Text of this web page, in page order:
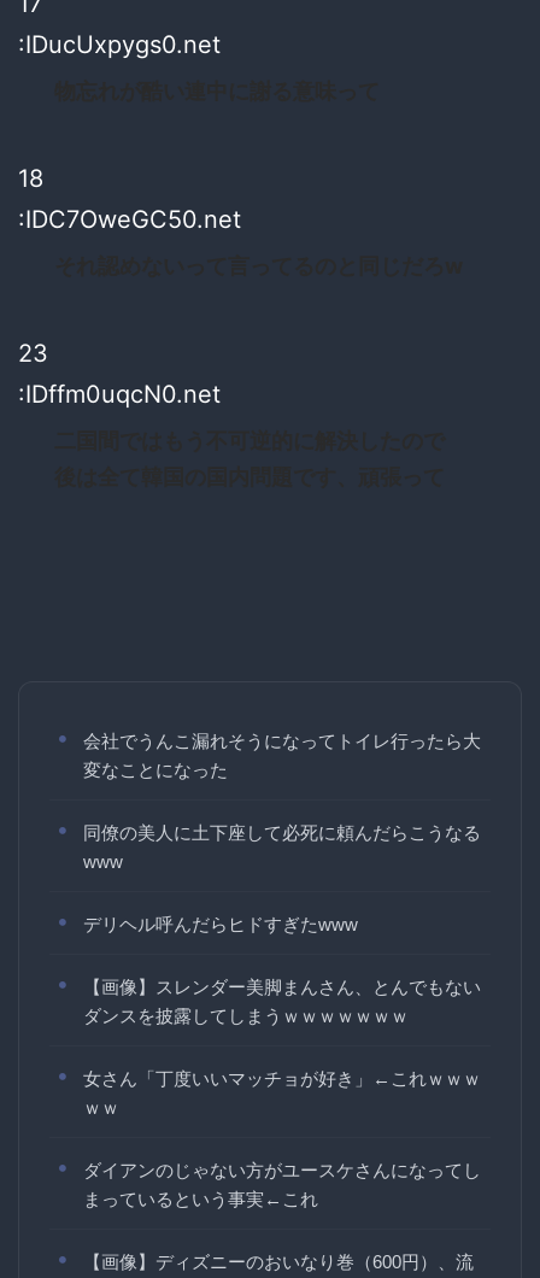
:IDucUxpygs0.net
18
:IDC7OweGC50.net
23
:IDffm0uqcN0.net
会社でうんこ漏れそうになってトイレ行ったら大
変なことになった
同僚の美人に土下座して必死に頼んだらこうなる
www
デリヘル呼んだらヒドすぎたwww
【画像】スレンダー美脚まんさん、とんでもない
ダンスを披露してしまうｗｗｗｗｗｗｗ
女さん「丁度いいマッチョが好き」←これｗｗｗ
ｗｗ
ダイアンのじゃない方がユースケさんになってし
まっているという事実←これ
【画像】ディズニーのおいなり巻（600円）、流